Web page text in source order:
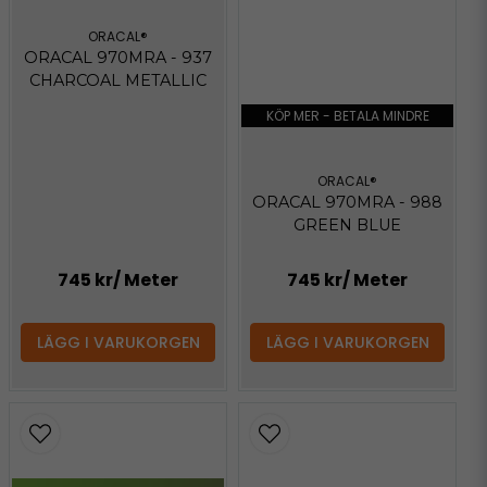
ORACAL®
ORACAL 970MRA - 937
CHARCOAL METALLIC
745 kr/ Meter
LÄGG I VARUKORGEN
KÖP MER - BETALA MINDRE
ORACAL®
ORACAL 970MRA - 988
GREEN BLUE
745 kr/ Meter
LÄGG I VARUKORGEN